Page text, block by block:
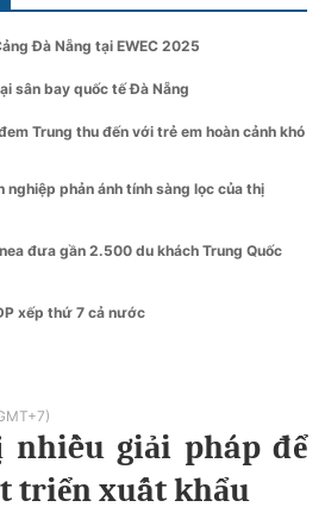
Đà Nẵng tại EWEC 2025
sân bay quốc tế Đà Nẵng
Trung thu đến với trẻ em hoàn cảnh khó
nghiệp phản ánh tính sàng lọc của thị
đưa gần 2.500 du khách Trung Quốc
xếp thứ 7 cả nước
nhiều giải pháp để
triển xuất khẩu